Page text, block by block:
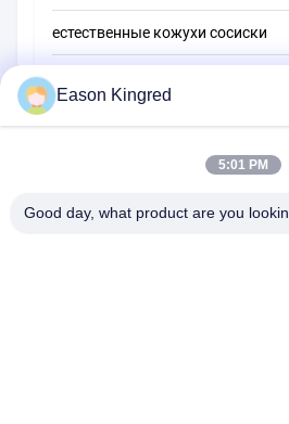
естественные кожухи сосиски
Вакуумные пищевые пакеты
Пленка для упаковки пищевых
Eason Kingred
5:01 PM
Good day, what product are you